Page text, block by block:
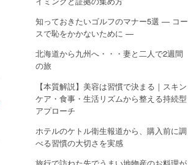
知っておきたいゴルフのマナー5選 — コー
スで恥をかかないために —
北海道から九州へ・・・妻と二人で2週間
の旅
【本質解説】美容は習慣で決まる｜スキン
ケア・食事・生活リズムから整える持続型
アプローチ
ホテルのケトル衛生報道から、購入前に調
べる習慣の大切さを実感